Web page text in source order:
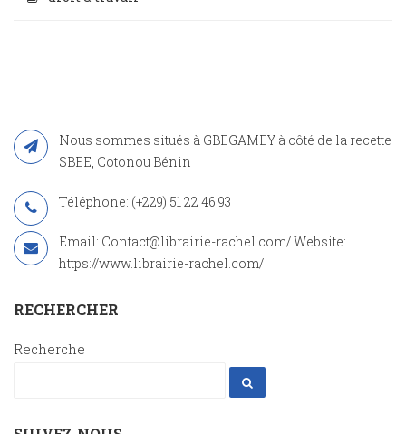
Nous sommes situés à GBEGAMEY à côté de la recette
SBEE, Cotonou Bénin
Téléphone: (+229) 51 22 46 93
Email: Contact@librairie-rachel.com/ Website:
https://www.librairie-rachel.com/
RECHERCHER
Recherche